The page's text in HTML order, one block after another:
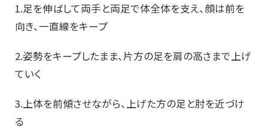
1.足を伸ばして両手と両足で体全体を支え、顔は前を
向き、一直線をキープ
2.姿勢をキープしたまま、片方の足を肩の高さまで上げ
ていく
3.上体を前傾させながら、上げた方の足と肘を近づけ
る